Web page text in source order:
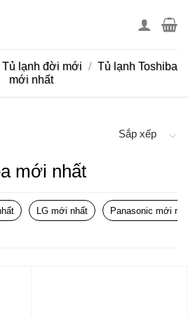
Tủ lạnh đời mới / Tủ lạnh Toshiba
mới nhất
Sắp xếp
mới nhất
LG mới nhất Panasonic mới